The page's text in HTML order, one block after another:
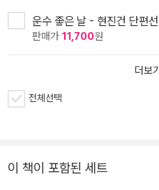
운수 좋은 날 - 현진건 단편선
판매가 11,700원
더보기
전체선택
이 책이 포함된 세트